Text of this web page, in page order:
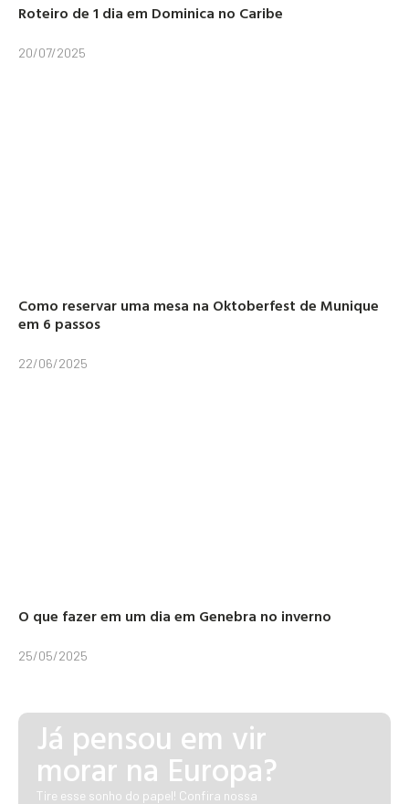
Roteiro de 1 dia em Dominica no Caribe
20/07/2025
Como reservar uma mesa na Oktoberfest de Munique
em 6 passos
22/06/2025
O que fazer em um dia em Genebra no inverno
25/05/2025
Já pensou em vir
morar na Europa?
Tire esse sonho do papel! Confira nossa